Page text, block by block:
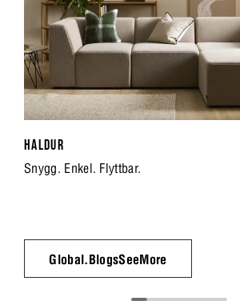
HALDUR
Snygg. Enkel. Flyttbar.
Global.BlogsSeeMore